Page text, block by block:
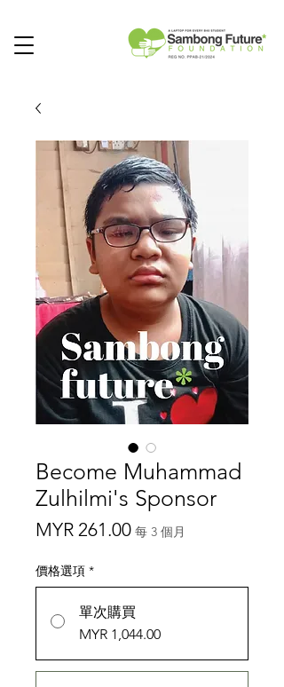
Become Muhammad
Zulhilmi's Sponsor
MYR 261.00價
每 3 個月
價格選項 *
單次購買
MYR 1,044.00